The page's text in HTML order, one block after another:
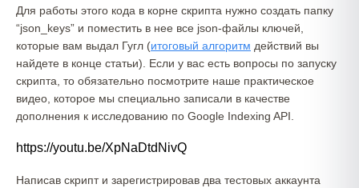
Для работы этого кода в корне скрипта нужно создать папку
“json_keys” и поместить в нее все json-файлы ключей,
которые вам выдал Гугл (итоговый алгоритм действий вы
найдете в конце статьи). Если у вас есть вопросы по запуску
скрипта, то обязательно посмотрите наше практическое
видео, которое мы специально записали в качестве
дополнения к исследованию по Google Indexing API.
https://youtu.be/XpNaDtdNivQ
Написав скрипт и зарегистрировав два тестовых аккаунта